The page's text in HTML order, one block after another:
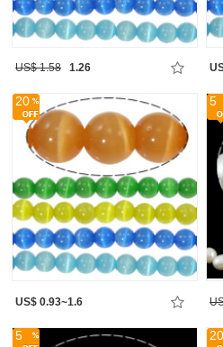
US$ 1.58 1.26
20
US$ 0.93~1.6
5
5 20